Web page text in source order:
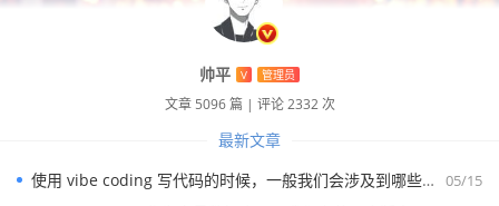
帅平 V 管理员
文章 5096 篇 | 评论 2332 次
最新文章
05/15
使用 vibe coding 写代码的时候，一般我们会涉及到哪些提示词？